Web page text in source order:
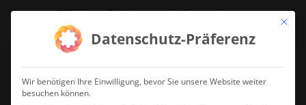
Effiziente Reinigung mit System!
jetzt Reinigungsdrohne anfragen!
Mit
Datenschutz-Präferenz
Wir benötigen Ihre Einwilligung, bevor Sie unsere Website weiter
besuchen können.